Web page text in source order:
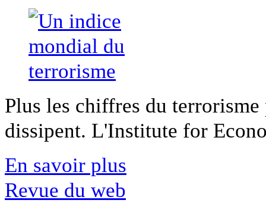
Plus les chiffres du
dissipent. L'Institute for
En savoir plus
Revue du web